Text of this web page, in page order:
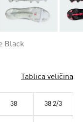
Black
Tablica veličina
38 38 2/3